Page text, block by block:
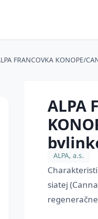
FRANCOVKA KONOPE/
ALPA
ALPA, a.s.
siatej